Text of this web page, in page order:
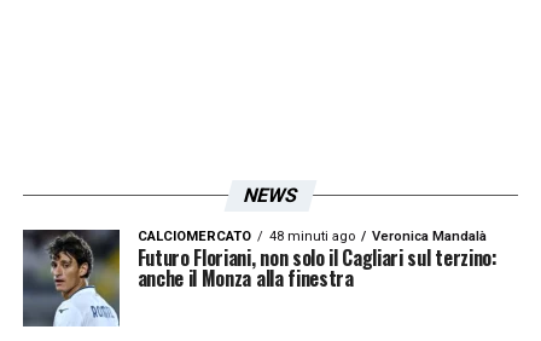
NEWS
CALCIOMERCATO 48 minuti ago Veronica Mandalà
Futuro Floriani, non solo il Cagliari sul terzino:
anche il Monza alla finestra